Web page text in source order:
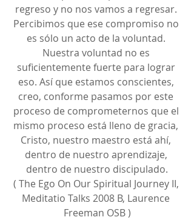
regreso y no nos vamos a regresar.
Percibimos que ese compromiso no
es sólo un acto de la voluntad.
Nuestra voluntad no es
suficientemente fuerte para lograr
eso. Así que estamos conscientes,
creo, conforme pasamos por este
proceso de comprometernos que el
mismo proceso está lleno de gracia,
Cristo, nuestro maestro está ahí,
dentro de nuestro aprendizaje,
dentro de nuestro discipulado.
( The Ego On Our Spiritual Journey II,
Meditatio Talks 2008 B, Laurence
Freeman OSB )